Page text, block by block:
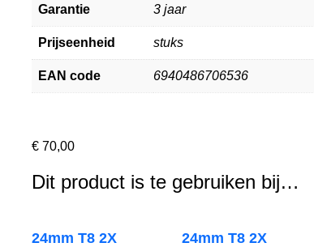
Garantie 3 jaar
Prijseenheid stuks
EAN code 6940486706536
€ 70,00
Dit product is te gebruiken bij…
24mm T8 2X
24mm T8 2X